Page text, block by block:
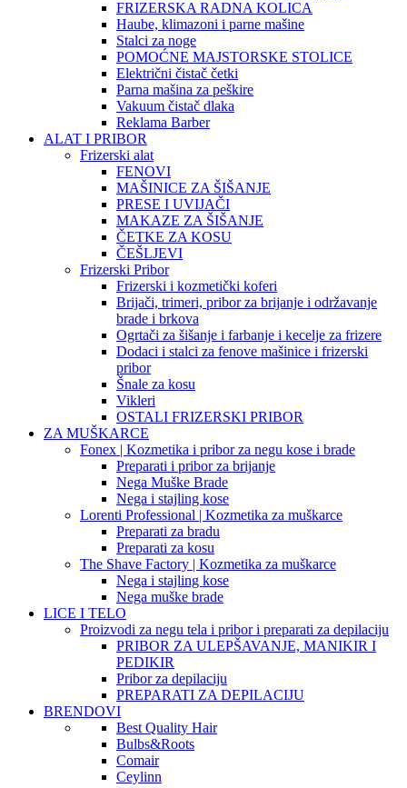
FRIZERSKA RADNA KOLICA
Haube, klimazoni i parne mašine
Stalci za noge
POMOĆNE MAJSTORSKE STOLICE
Električni čistač četki
Parna mašina za peškire
Vakuum čistač dlaka
Reklama Barber
ALAT I PRIBOR
Frizerski alat
FENOVI
MAŠINICE ZA ŠIŠANJE
PRESE I UVIJAČI
MAKAZE ZA ŠIŠANJE
ČETKE ZA KOSU
ČEŠLJEVI
Frizerski Pribor
Frizerski i kozmetički koferi
Brijači, trimeri, pribor za brijanje i održavanje
brade i brkova
Ogrtači za šišanje i farbanje i kecelje za frizere
Dodaci i stalci za fenove mašinice i frizerski
pribor
Šnale za kosu
Vikleri
OSTALI FRIZERSKI PRIBOR
ZA MUŠKARCE
Fonex | Kozmetika i pribor za negu kose i brade
Preparati i pribor za brijanje
Nega Muške Brade
Nega i stajling kose
Lorenti Professional | Kozmetika za muškarce
Preparati za bradu
Preparati za kosu
The Shave Factory | Kozmetika za muškarce
Nega i stajling kose
Nega muške brade
LICE I TELO
Proizvodi za negu tela i pribor i preparati za depilaciju
PRIBOR ZA ULEPŠAVANJE, MANIKIR I
PEDIKIR
Pribor za depilaciju
PREPARATI ZA DEPILACIJU
BRENDOVI
Best Quality Hair
Bulbs&Roots
Comair
Ceylinn